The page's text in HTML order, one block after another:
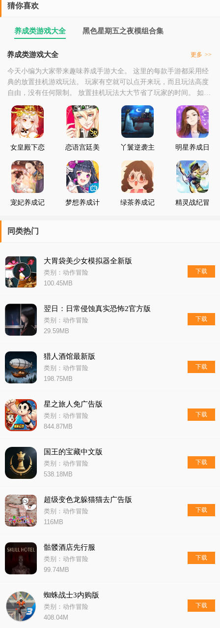
猜你喜欢
养成类游戏大全 黑色星期五之夜模组合集
养成类游戏大全 更多 >>
今天小编为大家带来趣味养成手​​游大全。 这里的每款手游都采用经
典的放置挂机游戏玩法。 玩家有空就可以点开来玩，而且玩法高度
自由，没有任何限制。 放置挂机玩法大大节省了玩家的时间。 如果
您喜欢这类游戏，可以来养成类游戏大全点击下载体验。
女皇殿下恋
恋语宫廷美
丫鬟逆袭主
明星养成日
宠妃养成记
梦想养成计
绿茶养成记
精灵战纪冒
同类热门
大胃袋美少女模拟器全新版
类别：动作冒险
100.45MB
下载
翌日：日常侵蚀真实恐怖2官方版
类别：动作冒险
29.59MB
下载
猎人酒馆最新版
类别：动作冒险
198.75MB
下载
星之旅人免广告版
类别：动作冒险
844.87MB
下载
国王的宝藏中文版
类别：动作冒险
538.18MB
下载
超级变色龙躲猫猫去广告版
类别：动作冒险
116MB
下载
骷髅酒店先行服
类别：动作冒险
99.74MB
下载
蜘蛛战士3内购版
类别：动作冒险
408.04M
下载